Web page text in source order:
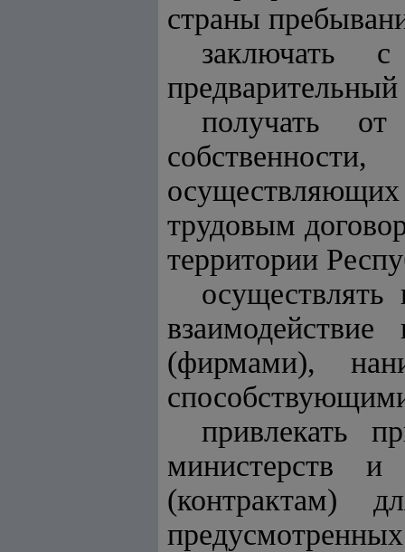
страны
заключать
получать
трудовым
территории
осуществлять
(фирмами),
привлекать
министерств
(контрактам)